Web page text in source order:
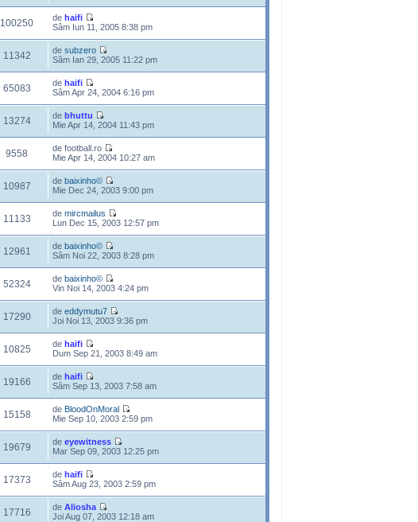
100250 de haifi
Sâm Iun 11, 2005 8:38 pm
11342 de subzero
Sâm Ian 29, 2005 11:22 pm
65083 de haifi
Sâm Apr 24, 2004 6:16 pm
13274 de bhuttu
Mie Apr 14, 2004 11:43 pm
9558
de football.ro
Mie Apr 14, 2004 10:27 am
10987 de baixinho©
Mie Dec 24, 2003 9:00 pm
11133 de mircmailus
Lun Dec 15, 2003 12:57 pm
12961 de baixinho©
Sâm Noi 22, 2003 8:28 pm
52324 de baixinho©
Vin Noi 14, 2003 4:24 pm
17290 de eddymutu7
Joi Noi 13, 2003 9:36 pm
10825 de haifi
Dum Sep 21, 2003 8:49 am
19166 de haifi
Sâm Sep 13, 2003 7:58 am
15158 de BloodOnMoral
Mie Sep 10, 2003 2:59 pm
19679 de eyewitness
Mar Sep 09, 2003 12:25 pm
17373 de haifi
Sâm Aug 23, 2003 2:59 pm
17716 de Aliosha
Joi Aug 07, 2003 12:18 am